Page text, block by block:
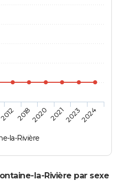
la-Rivière
2012 20182020 202120232024
la-Rivière par sexe